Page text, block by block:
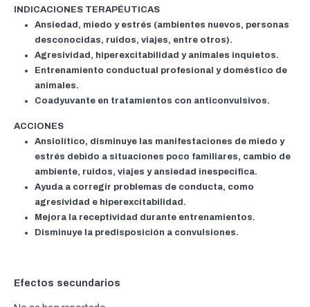
INDICACIONES TERAPÉUTICAS
Ansiedad, miedo y estrés (ambientes nuevos, personas
desconocidas, ruidos, viajes, entre otros).
Agresividad, hiperexcitabilidad y animales inquietos.
Entrenamiento conductual profesional y doméstico de
animales.
Coadyuvante en tratamientos con anticonvulsivos.
ACCIONES
Ansiolítico, disminuye las manifestaciones de miedo y
estrés debido a situaciones poco familiares, cambio de
ambiente, ruidos, viajes y ansiedad inespecífica.
Ayuda a corregir problemas de conducta, como
agresividad e hiperexcitabilidad.
Mejora la receptividad durante entrenamientos.
Disminuye la predisposición a convulsiones.
Efectos secundarios